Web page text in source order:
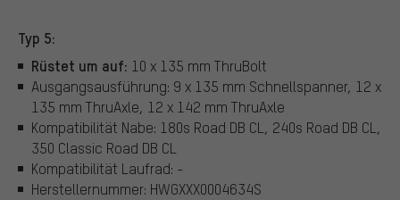
Typ 5:
Rüstet um auf: 10 x 135 mm ThruBolt
Ausgangsausführung: 9 x 135 mm Schnellspanner, 12 x
135 mm ThruAxle, 12 x 142 mm ThruAxle
Kompatibilität Nabe: 180s Road DB CL, 240s Road DB CL,
350 Classic Road DB CL
Kompatibilität Laufrad: -
Herstellernummer: HWGXXX0004634S